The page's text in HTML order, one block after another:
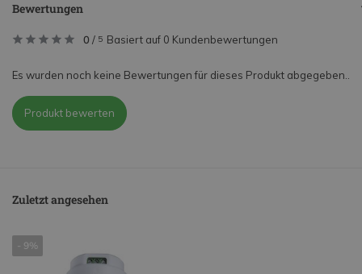
Bewertungen
0 / 5 Basiert auf 0 Kundenbewertungen
Es wurden noch keine Bewertungen für dieses Produkt abgegeben..
Produkt bewerten
Zuletzt angesehen
- 9%